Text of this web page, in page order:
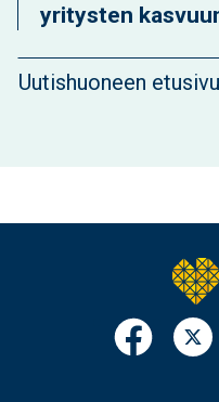
yritysten
Uutishuoneen